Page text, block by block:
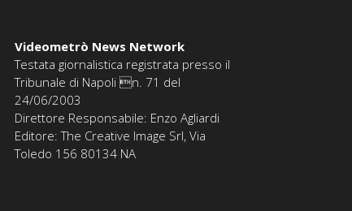
Videometrò News Network
Testata giornalistica registrata presso il
Tribunale di Napoli n. 71 del
24/06/2003
Direttore Responsabile: Enzo Agliardi
Editore: The Creative Image Srl, Via
Toledo 156 80134 NA